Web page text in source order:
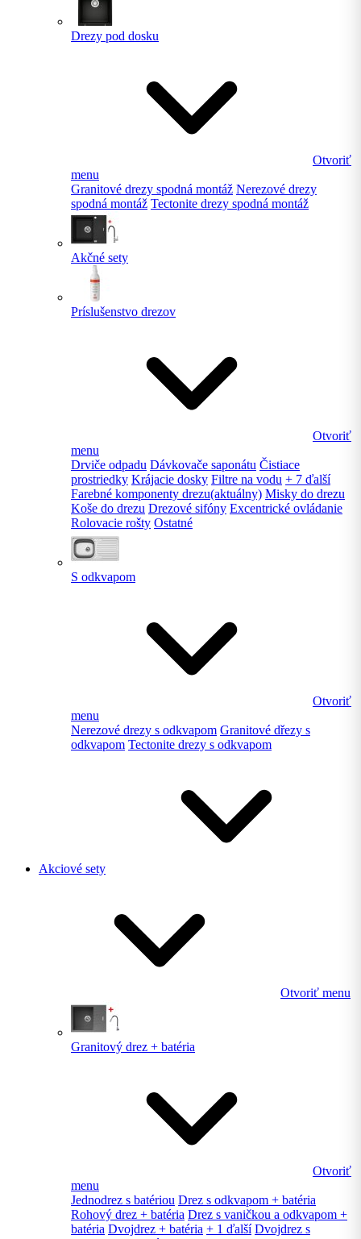
Drezy pod dosku
Otvoriť
menu
Granitové drezy spodná montáž Nerezové drezy
spodná montáž Tectonite drezy spodná montáž
Akčné sety
Príslušenstvo drezov
Otvoriť
menu
Drviče odpadu Dávkovače saponátu Čistiace
prostriedky Krájacie dosky Filtre na vodu + 7 ďalší
Farebné komponenty drezu(aktuálny) Misky do drezu
Koše do drezu Drezové sifóny Excentrické ovládanie
Rolovacie rošty Ostatné
S odkvapom
Otvoriť
menu
Nerezové drezy s odkvapom Granitové dřezy s
odkvapom Tectonite drezy s odkvapom
Akciové sety
Otvoriť menu
Granitový drez + batéria
Otvoriť
menu
Jednodrez s batériou Drez s odkvapom + batéria
Rohový drez + batéria Drez s vaničkou a odkvapom +
batéria Dvojdrez + batéria + 1 ďalší Dvojdrez s